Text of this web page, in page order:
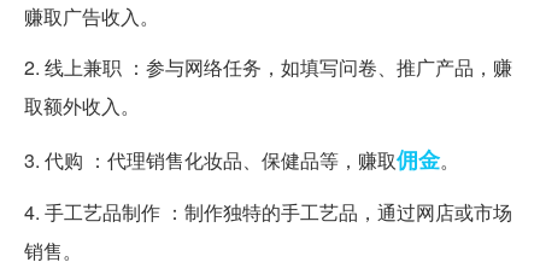
赚取广告收入。
2. 线上兼职 ：参与网络任务，如填写问卷、推广产品，赚
取额外收入。
3. 代购 ：代理销售化妆品、保健品等，赚取佣金。
4. 手工艺品制作 ：制作独特的手工艺品，通过网店或市场
销售。